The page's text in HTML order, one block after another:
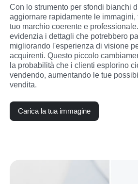
Con lo strumento per sfondi bianchi
aggiornare rapidamente le immagini,
tuo marchio coerente e
evidenzia i dettagli che potrebbero
migliorando l'esperienza di visione
acquirenti. Questo piccolo
la probabilità che i clienti esplorino
vendendo, aumentando le tue
vendita.
Carica la tua immagine